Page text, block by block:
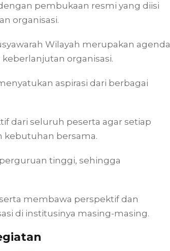
pembukaan resmi yang diisi
organisasi.
Wilayah merupakan agenda
organisasi.
aspirasi dari berbagai
dari seluruh peserta agar setiap
kebutuhan bersama.
tinggi, sehingga
membawa perspektif dan
di institusinya masing-masing.